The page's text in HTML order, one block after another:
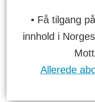
• Få tilgang
innhold i
Allerede